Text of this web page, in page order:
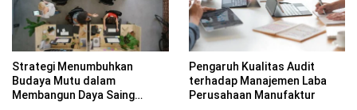
Strategi Menumbuhkan
Budaya Mutu dalam
Membangun Daya Saing
Pengaruh Kualitas Audit
terhadap Manajemen Laba
Perusahaan Manufaktur